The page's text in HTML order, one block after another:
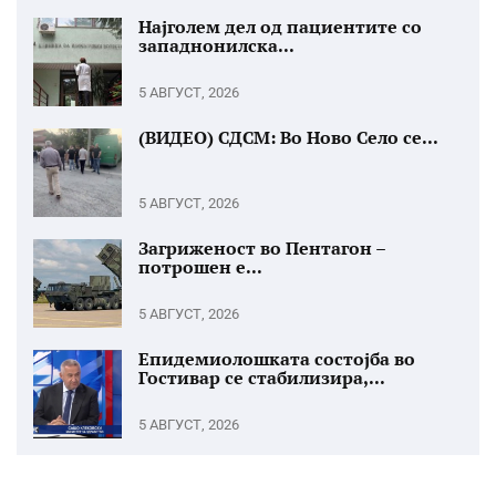
Најголем дел од пациентите со
западнонилска...
5 АВГУСТ, 2026
(ВИДЕО) СДСМ: Во Ново Село се...
5 АВГУСТ, 2026
Загриженост во Пентагон –
потрошен е...
5 АВГУСТ, 2026
Епидемиолошката состојба во
Гостивар се стабилизира,...
5 АВГУСТ, 2026